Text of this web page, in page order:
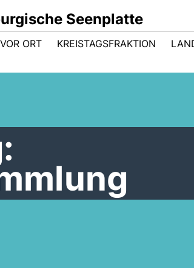
Seenplatte
VOR ORT KREISTAGSFRAKTION